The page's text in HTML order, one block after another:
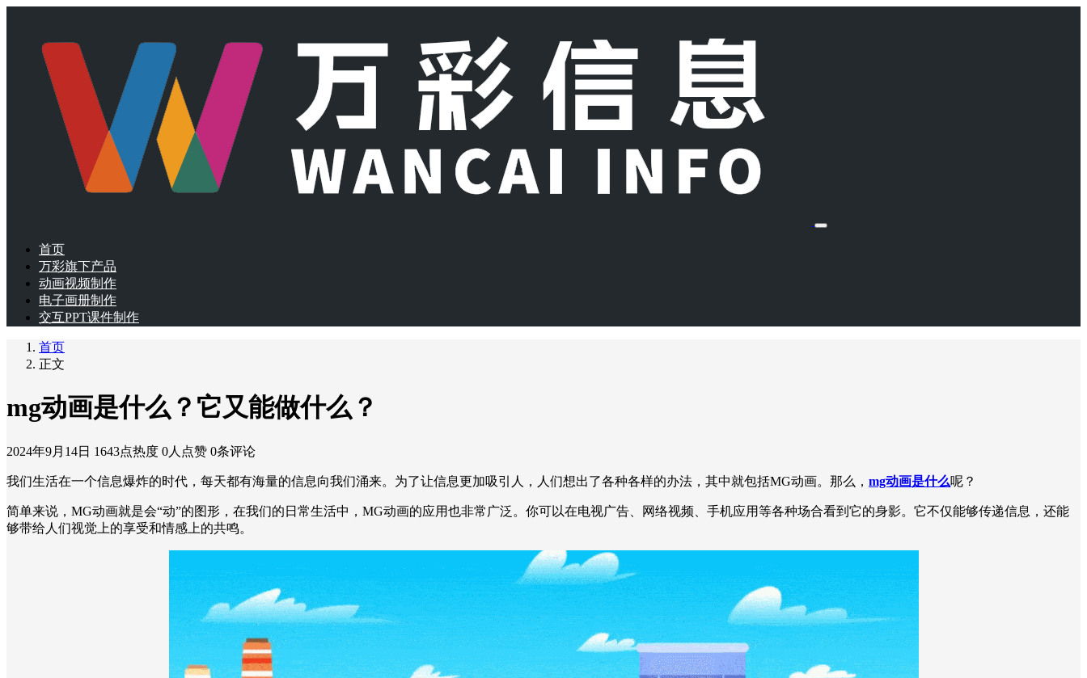
首页
万彩旗下产品
动画视频制作
电子画册制作
交互PPT课件制作
首页
正文
mg动画是什么？它又能做什么？
2024年9月14日 1643点热度 0人点赞 0条评论
我们生活在一个信息爆炸的时代，每天都有海量的信息向我们涌来。为了让信息更加吸引人，人们想出了各种各样的办法，其中就包括MG动画。那么， mg动画是什么呢？
简单来说，MG动画就是会“动”的图形，在我们的日常生活中，MG动画的应用也非常广泛。你可以在电视广告、网络视频、手机应用等各种场合看到它的身影。它不仅能够传递信息，还能
够带给人们视觉上的享受和情感上的共鸣。